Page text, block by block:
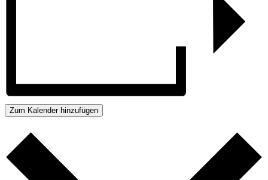
Zum Kalender hinzufügen